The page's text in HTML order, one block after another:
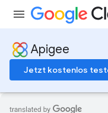
Apigee
Jetzt kostenlos